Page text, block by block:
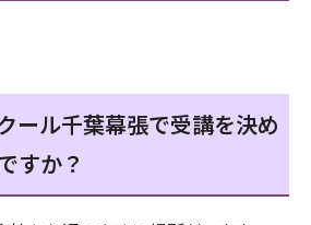
ール千葉幕張で受講を決め
すか？